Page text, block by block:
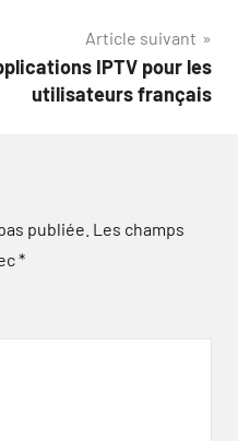
Article suivant
IPTV pour les
utilisateurs français
publiée. Les champs
*